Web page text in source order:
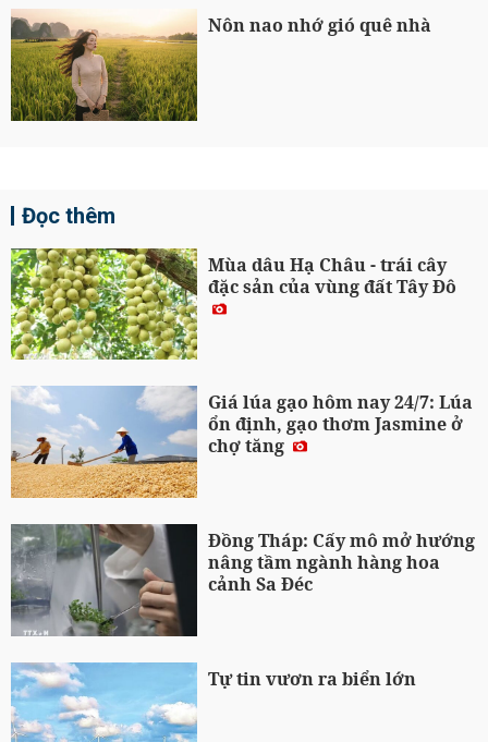
Nôn nao nhớ gió quê nhà
Đọc thêm
Mùa dâu Hạ Châu - trái cây
đặc sản của vùng đất Tây Đô
Giá lúa gạo hôm nay 24/7: Lúa
ổn định, gạo thơm Jasmine ở
chợ tăng
Đồng Tháp: Cấy mô mở hướng
nâng tầm ngành hàng hoa
cảnh Sa Đéc
Tự tin vươn ra biển lớn